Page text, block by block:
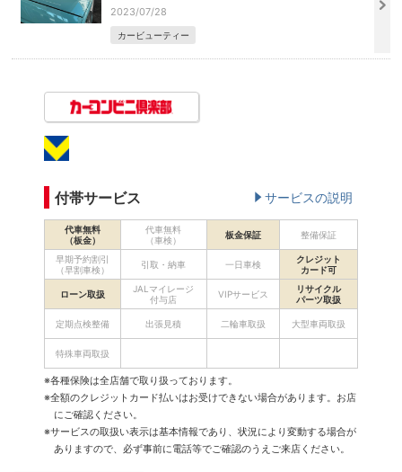
2023/07/28
カービューティー
付帯サービス サービスの説明
代車無料
（板金）
代車無料
（車検）
板金保証 整備保証
早期予約割引
（早割車検）
引取・納車 一日車検
クレジット
カード可
ローン取扱
JALマイレージ
付与店
VIPサービス
リサイクル
パーツ取扱
定期点検整備 出張見積 二輪車取扱 大型車両取扱
特殊車両取扱
※各種保険は全店舗で取り扱っております。
※全額のクレジットカード払いはお受けできない場合があります。お店
にご確認ください。
※サービスの取扱い表示は基本情報であり、状況により変動する場合が
ありますので、必ず事前に電話等でご確認のうえご来店ください。